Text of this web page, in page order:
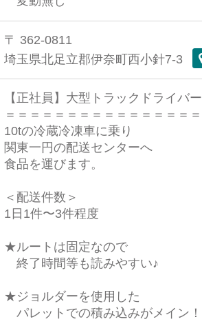
〒 362-0811
埼玉県北足立郡伊奈町西小針7-3
【正社員】大型トラックドライバー
＝＝＝＝＝＝＝＝＝＝＝＝＝＝＝＝
10tの冷蔵冷凍車に乗り
関東一円の配送センターへ
食品を運びます。
＜配送件数＞
1日1件〜3件程度
★ルートは固定なので
終了時間等も読みやすい♪
★ジョルダーを使用した
パレットでの積み込みがメイン！